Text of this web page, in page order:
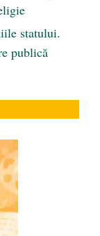
statului.
publică